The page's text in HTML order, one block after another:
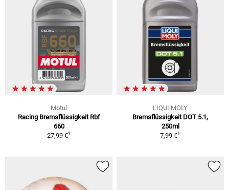
Motul
Racing Bremsflüssigkeit Rbf
660
27,99 €1
LIQUI MOLY
Bremsflüssigkeit DOT 5.1,
250ml
7,99 €1